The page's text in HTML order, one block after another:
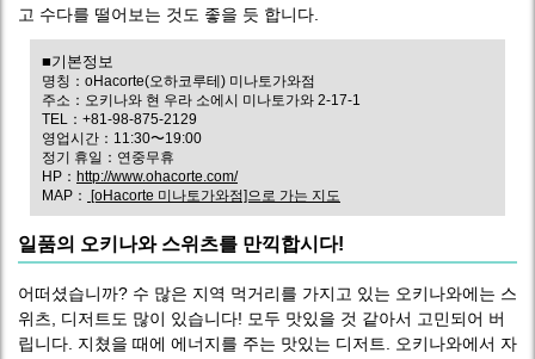
고 수다를 떨어보는 것도 좋을 듯 합니다.
■기본정보
명칭：oHacorte(오하코루테) 미나토가와점
주소：오키나와 현 우라 소에시 미나토가와 2-17-1
TEL：+81-98-875-2129
영업시간：11:30〜19:00
정기 휴일：연중무휴
HP： http://www.ohacorte.com/
MAP：
[oHacorte 미나토가와점]으로 가는 지도
일품의 오키나와 스위츠를 만끽합시다!
어떠셨습니까? 수 많은 지역 먹거리를 가지고 있는 오키나와에는 스
위츠, 디저트도 많이 있습니다! 모두 맛있을 것 같아서 고민되어 버
립니다. 지쳤을 때에 에너지를 주는 맛있는 디저트. 오키나와에서 자